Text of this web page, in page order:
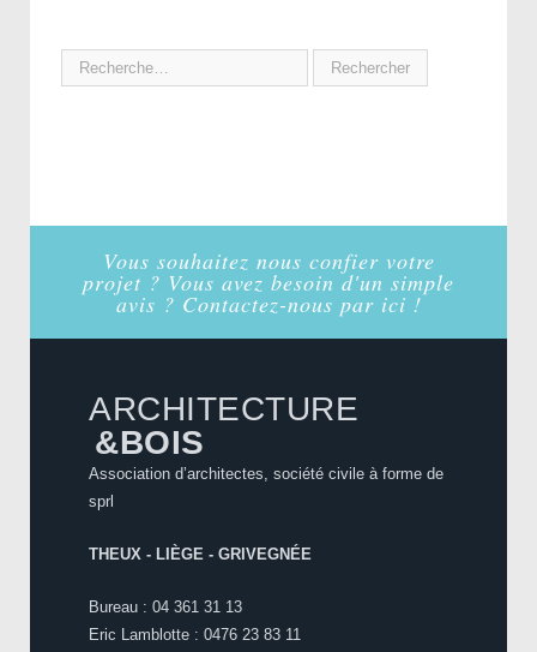
Vous souhaitez nous confier votre
projet ? Vous avez besoin d'un simple
avis ? Contactez-nous par ici !
ARCHITECTURE
&BOIS
Association d’architectes, société civile à forme de
sprl
THEUX - LIÈGE - GRIVEGNÉE
Bureau : 04 361 31 13
Eric Lamblotte : 0476 23 83 11